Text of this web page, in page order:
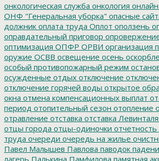
онкологическая служба онкология
ОНФ "Генеральная уборка" опасные
должник оплата труда Оплот оползень
оправдательный приговор
оптимизация ОПФР ОРВИ организация
оружие ОСВВ освещение осень
особый противопожарный режим
осужденные отдых отключение
отключение горячей воды открытое
окна отмена компенсационных выплат
период отопительный сезон отопление
отравление отставка отставка
отцы города отцы-одиночки отчетность
труда очереди очередь на жилье
Павел Малышев Павлова паводок
лагерь Палькина Памфилова памятная